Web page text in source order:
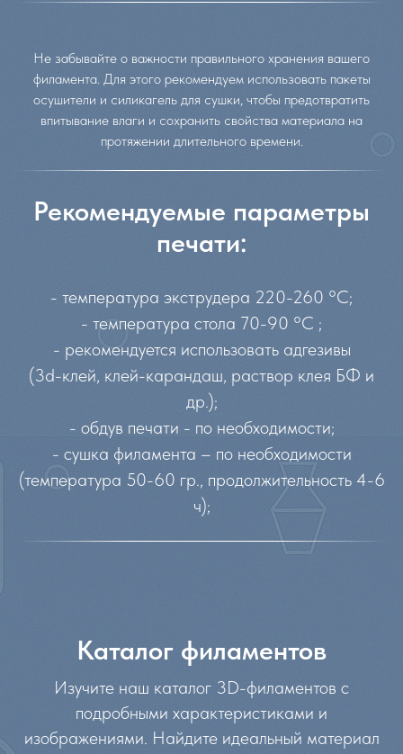
Не забывайте о важности правильного хранения вашего
филамента. Для этого рекомендуем использовать пакеты
осушители и силикагель для сушки, чтобы предотвратить
впитывание влаги и сохранить свойства материала на
протяжении длительного времени.
Рекомендуемые параметры
печати:
- температура экструдера 220-260 °C;
- температура стола 70-90 °C ;
- рекомендуется использовать адгезивы
(3d-клей, клей-карандаш, раствор клея БФ и
др.);
- обдув печати - по необходимости;
- сушка филамента – по необходимости
(температура 50-60 гр., продолжительность 4-6
ч);
Каталог филаментов
Изучите наш каталог 3D-филаментов с
подробными характеристиками и
изображениями. Найдите идеальный материал